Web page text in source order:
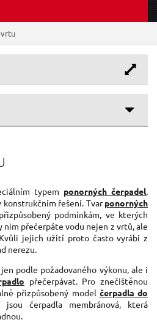
70 m
33 l/min
600 W
typem ponorných čerpadel,
konstrukčním řešení. Tvarponorných
podmínkám, ve kterých
nim přečerpáte vodu nejen z vrtů, ale
jejich užití proto často vyrábí z
nerezu.
podle požadovaného výkonu, ale i
přečerpávat. Pro znečištěnou
přizpůsobený model čerpadla do
čerpadla membránová, která